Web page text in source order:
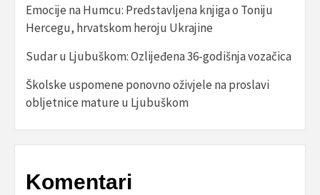
Emocije na Humcu: Predstavljena knjiga o Toniju
Hercegu, hrvatskom heroju Ukrajine
Sudar u Ljubuškom: Ozlijeđena 36-godišnja vozačica
Školske uspomene ponovno oživjele na proslavi
obljetnice mature u Ljubuškom
Komentari